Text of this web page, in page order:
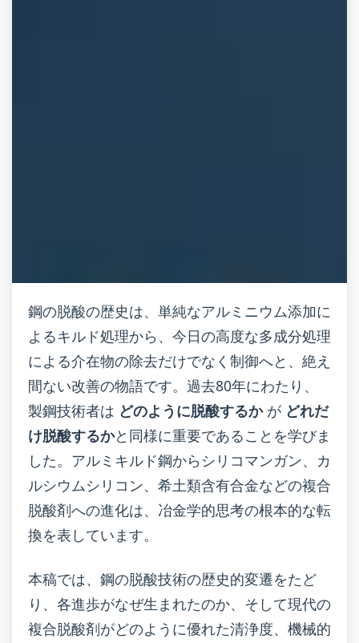
鋼の脱酸の歴史は、単純なアルミニウム添加に
よるキルド処理から、今日の高度な多成分処理
による介在物の除去だけでなく制御へと、絶え
間ない改善の物語です。過去80年にわたり、
製鋼技術者は どのように脱酸するかが どれだ
け脱酸するかと同様に重要であることを学びま
した。アルミキルド鋼からシリコマンガン、カ
ルシウムシリコン、希土類含有合金などの複合
脱酸剤への進化は、冶金学的思考の根本的な転
換を表しています。
本稿では、鋼の脱酸技術の歴史的変遷をたど
り、各進歩がなぜ生まれたのか、そして現代の
複合脱酸剤がどのように優れた清浄度、機械的